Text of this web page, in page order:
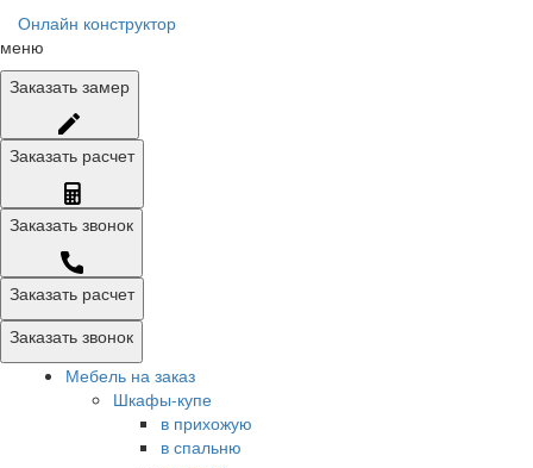
Онлайн конструктор
меню
Заказать замер
Заказать расчет
Заказать звонок
Заказать расчет
Заказать звонок
Мебель на заказ
Шкафы-купе
в прихожую
в спальню